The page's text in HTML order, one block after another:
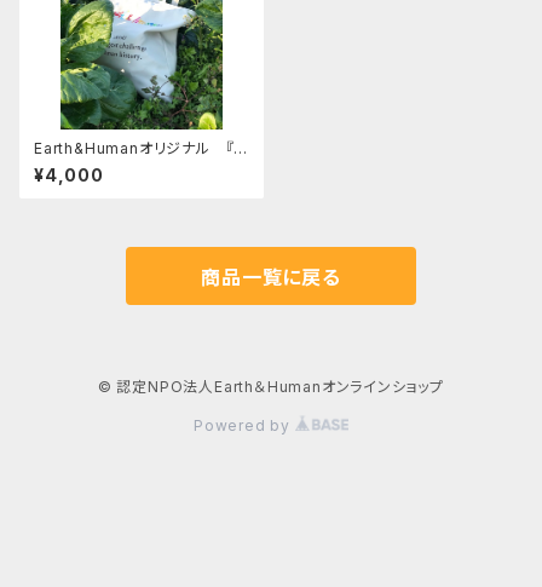
Earth&Humanオリジナル 『Ｃ
Ｏ２を減らせるアースコンシャス
バッグ』
¥4,000
商品一覧に戻る
© 認定NPO法人Earth＆Humanオンラインショップ
Powered by